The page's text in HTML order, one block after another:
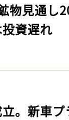
物見通
資遅れ
立。新車